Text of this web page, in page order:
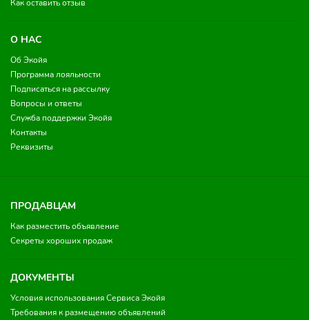
Как оставить отзыв
О НАС
Об Экойя
Программа лояльности
Подписаться на рассылку
Вопросы и ответы
Служба поддержки Экойя
Контакты
Реквизиты
ПРОДАВЦАМ
Как разместить объявление
Секреты хороших продаж
ДОКУМЕНТЫ
Условия использования Сервиса Экойя
Требования к размещению объявлений